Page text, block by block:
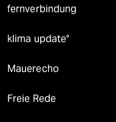
fernverbindung
klima update°
Mauerecho
Freie Rede